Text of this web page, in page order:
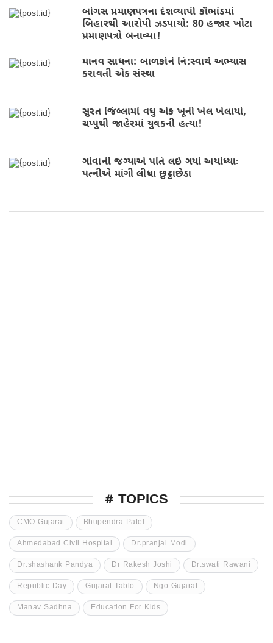
બોગસ પ્રમાણપત્રના દેશવ્યાપી કૌભાંડમાં
બિહારથી આરોપી ઝડપાયો: 80 હજાર ખોટા
પ્રમાણપત્રો બનાવ્યા!
માનવ સાધના: બાળકોને નિ:સ્વાર્થ અભ્યાસ
કરાવતી એક સંસ્થા
સુરત જિલ્લામાં વધુ એક ખૂની ખેલ ખેલાયો,
ચપ્પુથી જાહેરમાં યુવકની હત્યા!
ગોવાની જગ્યાએ પતિ લઈ ગયો અયોધ્યાઃ
પત્નીએ માંગી લીધા છુટ્ટાછેડા
# TOPICS
CMO Gujarat Bhupendra Patel
Ahmedabad Civil Hospital Dr.pranjal Modi
Dr.shashank Pandya Dr Rakesh Joshi Dr.swati Rawani
Republic Day Gujarat Tablo Ngo Gujarat
Manav Sadhna Education For Kids